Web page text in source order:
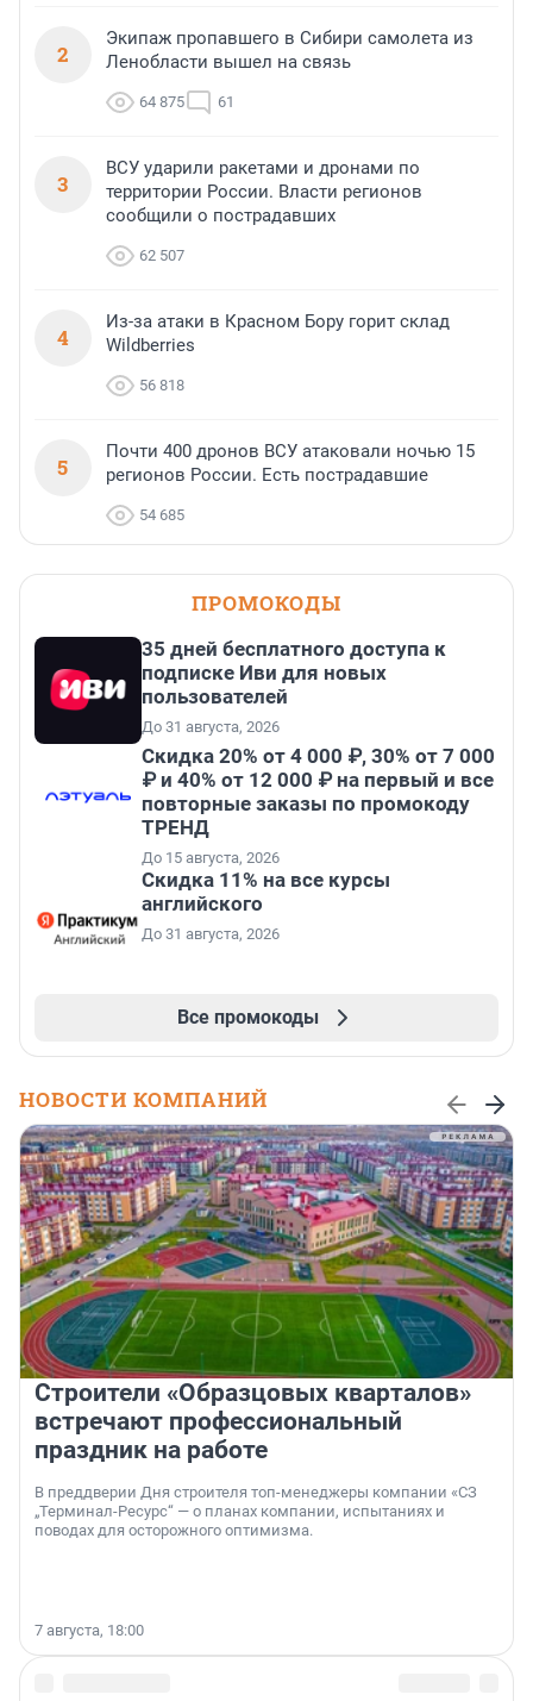
2
Экипаж пропавшего в Сибири самолета из
Ленобласти вышел на связь
64 875 61
3
ВСУ ударили ракетами и дронами по
территории России. Власти регионов
сообщили о пострадавших
62 507
4
Из-за атаки в Красном Бору горит склад
Wildberries
56 818
5
Почти 400 дронов ВСУ атаковали ночью 15
регионов России. Есть пострадавшие
54 685
ПРОМОКОДЫ
35 дней бесплатного доступа к
подписке Иви для новых
пользователей
До 31 августа, 2026
Скидка 20% от 4 000 ₽, 30% от 7 000
₽ и 40% от 12 000 ₽ на первый и все
повторные заказы по промокоду
ТРЕНД
До 15 августа, 2026
Скидка 11% на все курсы
английского
До 31 августа, 2026
Все промокоды
НОВОСТИ КОМПАНИЙ
Строители «Образцовых кварталов»
встречают профессиональный
праздник на работе
В преддверии Дня строителя топ-менеджеры компании «СЗ
„Терминал-Ресурс“ — о планах компании, испытаниях и
поводах для осторожного оптимизма.
7 августа, 18:00